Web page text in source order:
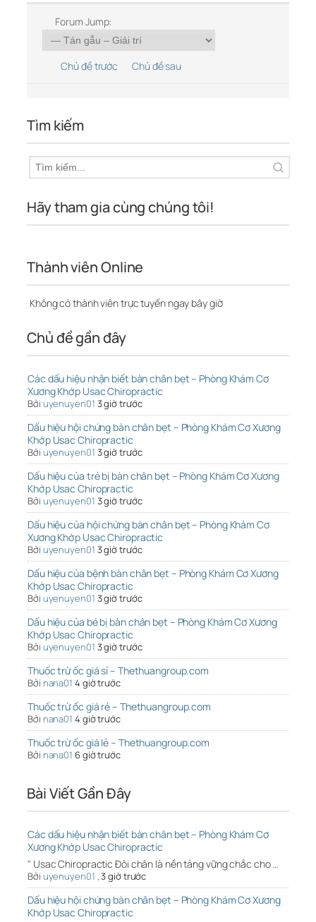
Forum Jump:
Chủ đề trước Chủ đề sau
Tìm kiếm
Hãy tham gia cùng chúng tôi!
Thành viên Online
Không có thành viên trực tuyến ngay bây giờ
Chủ đề gần đây
Các dấu hiệu nhận biết bàn chân bẹt – Phòng Khám Cơ
Xương Khớp Usac Chiropractic
Bởi uyenuyen01 3 giờ trước
Dấu hiệu hội chứng bàn chân bẹt – Phòng Khám Cơ Xương
Khớp Usac Chiropractic
Bởi uyenuyen01 3 giờ trước
Dấu hiệu của trẻ bị bàn chân bẹt – Phòng Khám Cơ Xương
Khớp Usac Chiropractic
Bởi uyenuyen01 3 giờ trước
Dấu hiệu của hội chứng bàn chân bẹt – Phòng Khám Cơ
Xương Khớp Usac Chiropractic
Bởi uyenuyen01 3 giờ trước
Dấu hiệu của bệnh bàn chân bẹt – Phòng Khám Cơ Xương
Khớp Usac Chiropractic
Bởi uyenuyen01 3 giờ trước
Dấu hiệu của bé bị bàn chân bẹt – Phòng Khám Cơ Xương
Khớp Usac Chiropractic
Bởi uyenuyen01 3 giờ trước
Thuốc trừ ốc giá sỉ – Thethuangroup.com
Bởi nana01 4 giờ trước
Thuốc trừ ốc giá rẻ – Thethuangroup.com
Bởi nana01 4 giờ trước
Thuốc trừ ốc giá lẻ – Thethuangroup.com
Bởi nana01 6 giờ trước
Bài Viết Gần Đây
Các dấu hiệu nhận biết bàn chân bẹt – Phòng Khám Cơ
Xương Khớp Usac Chiropractic
" Usac Chiropractic Đôi chân là nền tảng vững chắc cho …
Bởi uyenuyen01 ,3 giờ trước
Dấu hiệu hội chứng bàn chân bẹt – Phòng Khám Cơ Xương
Khớp Usac Chiropractic